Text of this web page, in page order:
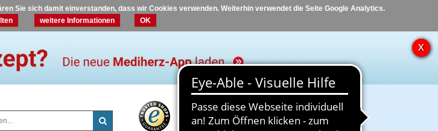
Sie sich damit einverstanden, dass wir Cookies verwenden. Weiterhin verwendet die Seite Google Analytics.
weitere Informationen OK
Hilfe Kontakt